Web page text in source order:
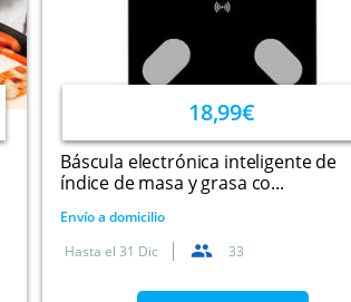
18,99€
Báscula electrónica inteligente de
índice de masa y grasa co...
Envío a domicilio
Hasta el 31 Dic 33